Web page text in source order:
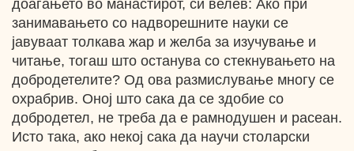
доаѓањето во манастирот, си велев: Ако при
занимавањето со надворешните науки се
јавуваат толкава жар и желба за изучување и
читање, тогаш што останува со стекнувањето на
добродетелите? Од ова размислување многу се
охрабрив. Оној што сака да се здобие со
добродетел, не треба да е рамнодушен и расеан.
Исто така, ако некој сака да научи столарски